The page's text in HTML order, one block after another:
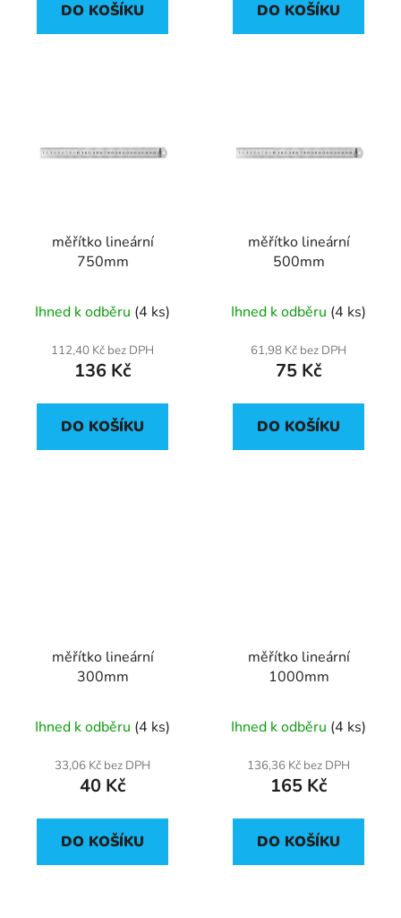
DO KOŠÍKU DO KOŠÍKU
měřítko lineární
750mm
Ihned k odběru (4 ks)
112,40 Kč bez DPH
136 Kč
DO KOŠÍKU
měřítko lineární
500mm
Ihned k odběru (4 ks)
61,98 Kč bez DPH
75 Kč
DO KOŠÍKU
měřítko lineární
300mm
Ihned k odběru (4 ks)
33,06 Kč bez DPH
40 Kč
DO KOŠÍKU
měřítko lineární
1000mm
Ihned k odběru (4 ks)
136,36 Kč bez DPH
165 Kč
DO KOŠÍKU